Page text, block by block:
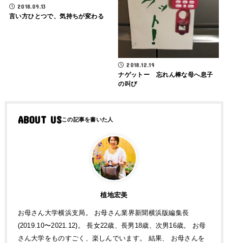
2018.09.13
言い方ひとつで、気持ちが変わる
2018.12.19
ナゲットー 忘れん棒な母へ息子
の叫び
ABOUT US
植地宏美
お母さん大学横浜支局。 お母さん業界新聞横浜版編集長
(2019.10〜2021.12)。 長女22歳、長男18歳、次男16歳。 お母
さん大学をものすごく、楽しんでいます。 結果、 お母さんを